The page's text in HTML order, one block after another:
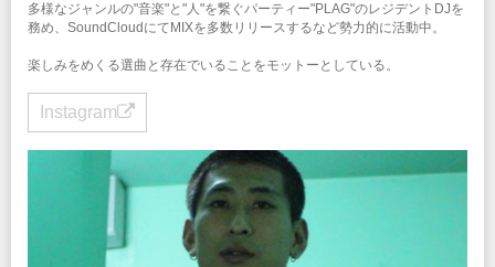
多様なジャンルの"音楽"と"人"を繋ぐパーティー"PLAG"のレジデントDJを
務め、SoundCloudにてMIXを多数リリースするなど勢力的に活動中。
楽しみをめくる選曲と存在でいることをモットーとしている。
Instagram